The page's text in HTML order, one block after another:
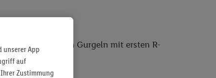
Gurren wird ein Gurgeln mit ersten R-
unserer App
auf
Zustimmung